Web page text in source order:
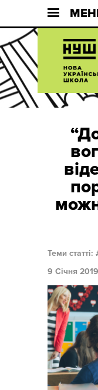
Теми статті:
9 Січня 2019